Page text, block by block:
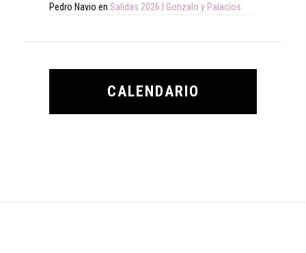
Pedro Navio en Salidas 2026 | Gonzalo y Palacios
CALENDARIO